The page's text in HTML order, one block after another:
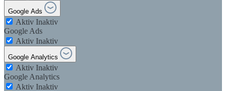
Google Ads
Aktiv Inaktiv
Google Ads
Aktiv Inaktiv
Google Analytics
Aktiv Inaktiv
Google Analytics
Aktiv Inaktiv